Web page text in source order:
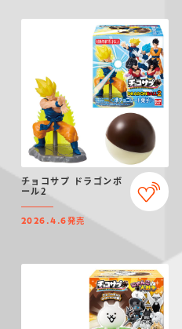
チョコサプ ドラゴンボ
ール2
2026.4.6発売